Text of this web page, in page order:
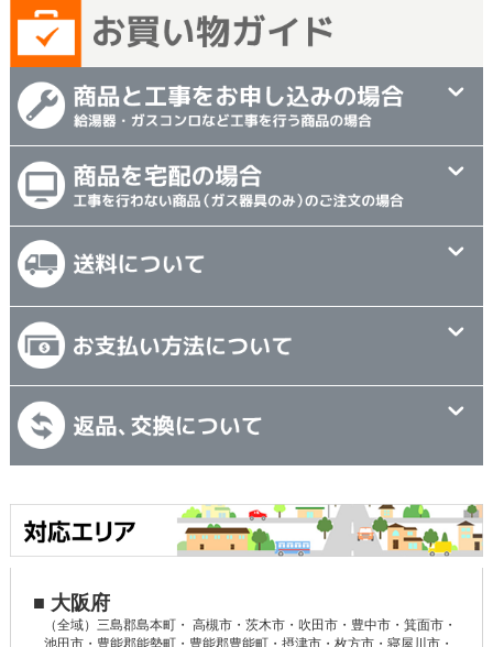
■ 大阪府
（全域）三島郡島本町・ 高槻市・茨木市・吹田市・豊中市・箕面市・
池田市・豊能郡能勢町・豊能郡豊能町・摂津市・枚方市・寝屋川市・